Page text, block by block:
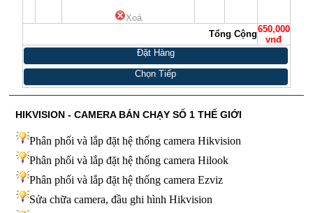
Xoá
Tổng Cộng650,000
vnđ
Đặt Hàng
Chọn Tiếp
HIKVISION - CAMERA BÁN CHẠY SỐ 1 THẾ GIỚI
Phân phối và lắp đặt hệ thống camera Hikvision
Phân phối và lắp đặt hệ thống camera Hilook
Phân phối và lắp đặt hệ thống camera Ezviz
Sửa chữa camera, đầu ghi hình Hikvision